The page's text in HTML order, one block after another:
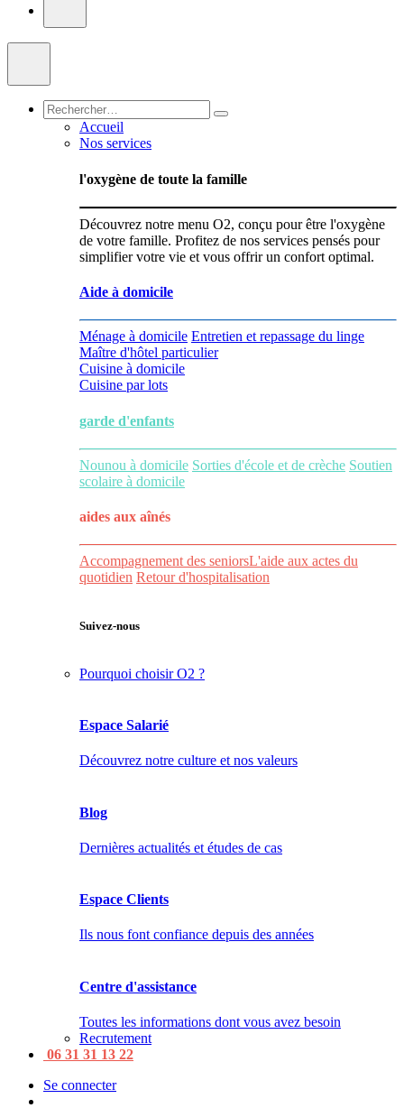
Accueil
Nos services
l'oxygène de toute la famille
Découvrez notre menu O2, conçu pour être l'oxygène
de votre famille. Profitez de nos services pensés pour
simplifier votre vie et vous offrir un confort optimal.
Aide à domicile
Ménage à domicile Entretien et repassage du linge
Maître d'hôtel particulier
Cuisine à domicile
Cuisine par lots
garde d'enfants
Nounou à domicile Sorties d'école et de crèche Soutien
scolaire à domicile
aides aux aînés
Accompagnement des seniorsL'aide aux actes du
quotidien Retour d'hospitalisation
Suivez-nous
Pourquoi choisir O2 ?
Espace Salarié
Découvrez notre culture et nos valeurs
Blog
Dernières actualités et études de cas
Espace Clients
Ils nous font confiance depuis des années
Centre d'assistance
Toutes les informations dont vous avez besoin
Recrutement
06 31 31 13 22
Se connecter